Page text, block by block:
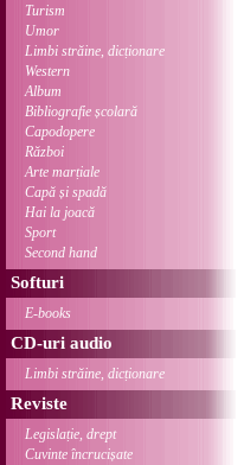
Turism
Umor
Limbi străine, dicționare
Western
Album
Bibliografie școlară
Capodopere
Război
Arte marțiale
Capă și spadă
Hai la joacă
Sport
Second hand
Softuri
E-books
CD-uri audio
Limbi străine, dicționare
Reviste
Legislație, drept
Cuvinte încrucișate